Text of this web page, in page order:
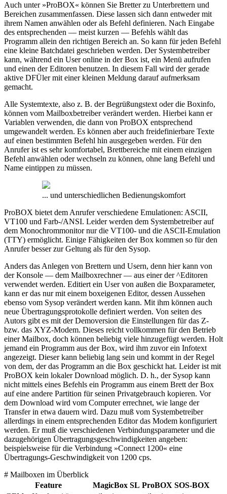
Auch unter »ProBOX« können Sie Bretter zu Unterbrettern und
Bereichen zusammenfassen. Diese lassen sich dann entweder mit
ihrem Namen anwählen oder als Befehl definieren. Nach Eingabe
des entsprechenden — meist kurzen — Befehls wählt das
Programm allein den richtigen Bereich an. So kann für jeden Befehl
eine kleine Batchdatei geschrieben werden. Der Systembetreiber
kann, während ein User online in der Box ist, ein Menü aufrufen
und einen der Editoren benutzen. In diesem Fall wird der gerade
aktive DFÜler mit einer kleinen Meldung darauf aufmerksam
gemacht.
Alle Systemtexte, also z. B. der Begrüßungstext oder die Boxinfo,
können vom Mailboxbetreiber verändert werden. Hierbei kann er
Variablen verwenden, die dann von ProBOX entsprechend
umgewandelt werden. Es können aber auch freidefinierbare Texte
auf einen bestimmten Befehl hin ausgegeben werden. Für den
Anrufer ist es sehr komfortabel, Brettbereiche mit einem einzigen
Befehl anwählen oder wechseln zu können, ohne lang Befehl und
Name eintippen zu müssen.
... und unterschiedlichen Bedienungskomfort
ProBOX bietet dem Anrufer verschiedene Emulationen: ASCII,
VT100 und Farb-/ANSI. Leider werden dem Systembetreiber auf
dem Monochrommonitor nur die VT100- und die ASCII-Emulation
(TTY) ermöglicht. Einige Fähigkeiten der Box kommen so für den
Anrufer besser zur Geltung als für den Sysop.
Anders das Anlegen von Brettern und Usern, denn hier kann von
der Konsole — dem Mailboxrechner — aus einer der ^Editoren
verwendet werden. Editiert ein User von außen die Boxparameter,
kann er das nur mit einem boxeigenen Editor, dessen Aussehen
ebenso vom Sysop verändert werden kann. Mit ihm können auch
neue Übertragungsprotokolle definiert werden. Von seiten des
Autors gibt es mit der Demoversion die Einstellungen für das Z-
bzw. das XYZ-Modem. Dieses reicht vollkommen für den Betrieb
einer Mailbox, doch können beliebig viele hinzugefügt werden. Holt
jemand ein Programm aus der Box, wird ihm zuvor ein Infotext
angezeigt. Dieser kann beliebig lang sein und kommt in der Regel
von dem, der das Programm an die Box geschickt hat. Leider ist mit
ProBOX kein lokaler Download möglich. D. h., der Sysop kann
nicht mittels eines Befehls ein Programm aus einem Brett der Box
auf eine andere Partition für seinen Privatgebrauch kopieren. Vor
dem Download wird vom Computer errechnet, wie lange der
Transfer in etwa dauern wird. Dazu muß vom Systembetreiber
allerdings in einem entsprechenden Editor das Modem konfiguriert
werden. Er muß die verschiedenen Verbindungsparameter und die
dazugehörigen Übertragungsgeschwindigkeiten angeben:
beispielsweise für die Verbindung »Connect 1200« eine
Übertragungs-Geschwindigkeit von 1200 cps.
# Mailboxen im Überblick
Feature
MagicBox SL ProBOX SOS-BOX